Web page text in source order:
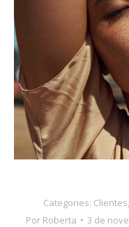
Categories: Clientes,
Por Roberta 3 de